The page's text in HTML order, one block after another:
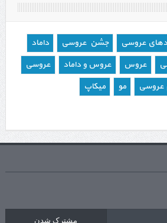
عروسی جشن عروسی
داماد
عروس عروس و داماد
عروسی
عروسی مو
میکاپ
مشترک شدن